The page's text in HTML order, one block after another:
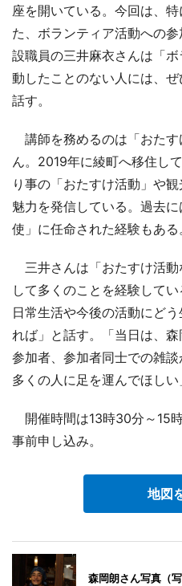
座を開いている。今回は、
た、ボランティア活動への
設職員の三井麻衣さんは「
動したことのない人には、
話す。
講師を務めるのは「おたす
ん。2019年に綾町へ移住し
り事の「おたすけ活動」や
魅力を発信している。過去
使」に任命された経験もある
三井さんは「おたすけ活動
して多くのことを経験して
日常生活や今後の活動にど
れば」と話す。「当日は、
参加者、参加者同士での雑談
多くの人に足を運んでほしい
開催時間は13時30分～15
事前申し込み。
地図
森岡朗さん写真（